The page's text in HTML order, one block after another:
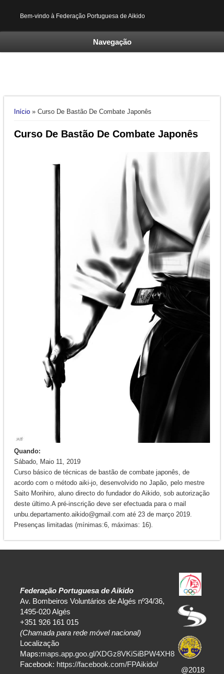
Bem-vindo à Federação Portuguesa de Aikido
Navegação
Está aqui
Início» Curso De Bastão De Combate Japonês
Curso De Bastão De Combate Japonês
Quando:
Sábado, Maio 11, 2019
Curso básico de técnicas de bastão de combate japonês, de
acordo com o método aiki-jo, desenvolvido no Japão, pelo mestre
Saito Morihiro, aluno directo do fundador do Aikido, sob autorização
deste último.A pré-inscrição deve ser efectuada para o mail
unbu.departamento.aikido@gmail.com até 23 de março 2019.
Presenças limitadas (mínimas:6, máximas: 16).
Federação Portuguesa de Aikido
Av. Bombeiros Voluntários de Algés nº34/36,
1495-020 Algés
+351 926 161 015
(Chamada para rede móvel nacional)
Localização
Maps:maps.app.goo.gl/XDGz8VKiSiBPW4XH8
Facebook: https://facebook.com/FPAikido/
@2018